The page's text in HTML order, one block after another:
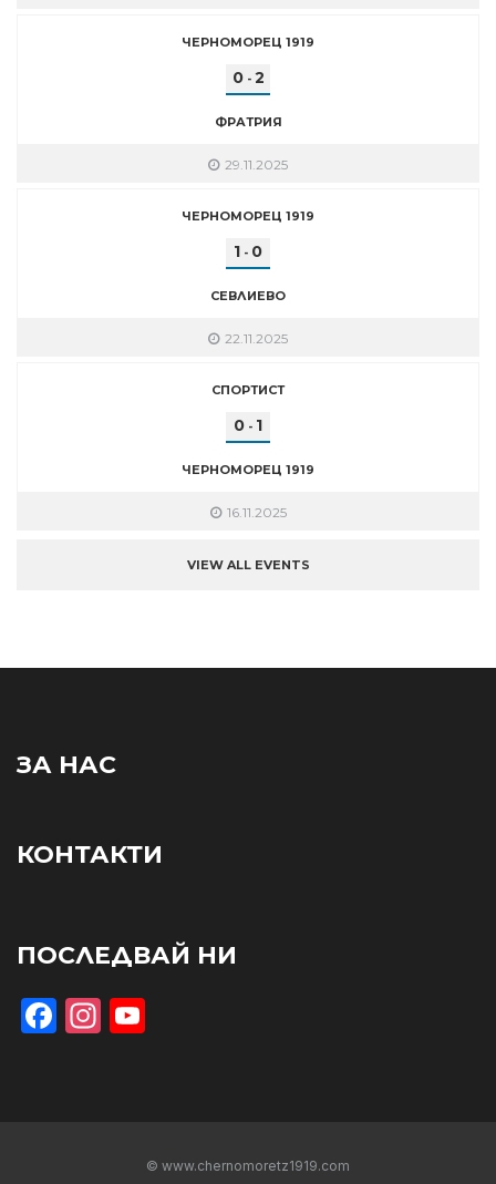
ЧЕРНОМОРЕЦ 1919
0- 2
ФРАТРИЯ
29.11.2025
ЧЕРНОМОРЕЦ 1919
1 - 0
СЕВЛИЕВО
22.11.2025
СПОРТИСТ
0 - 1
ЧЕРНОМОРЕЦ 1919
16.11.2025
VIEW ALL EVENTS
ЗА НАС
КОНТАКТИ
ПОСЛЕДВАЙ НИ
Facebook
Instagram
© www.chernomoretz1919.com